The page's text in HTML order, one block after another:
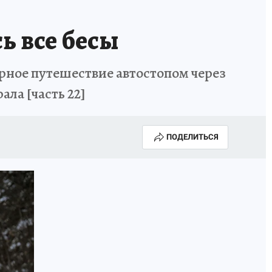
все бесы
путешествие автостопом через
[часть 22]
ПОДЕЛИТЬСЯ